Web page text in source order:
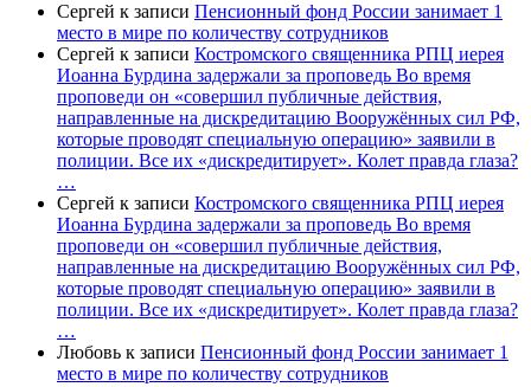
Сергей к записи Пенсионный фонд России занимает 1
место в мире по количеству сотрудников
Сергей к записи Костромского священника РПЦ иерея
Иоанна Бурдина задержали за проповедь Во время
проповеди он «совершил публичные действия,
направленные на дискредитацию Вооружённых сил РФ,
которые проводят специальную операцию» заявили в
полиции. Все их «дискредитирует». Колет правда глаза?
…
Сергей к записи Костромского священника РПЦ иерея
Иоанна Бурдина задержали за проповедь Во время
проповеди он «совершил публичные действия,
направленные на дискредитацию Вооружённых сил РФ,
которые проводят специальную операцию» заявили в
полиции. Все их «дискредитирует». Колет правда глаза?
…
Любовь к записи Пенсионный фонд России занимает 1
место в мире по количеству сотрудников